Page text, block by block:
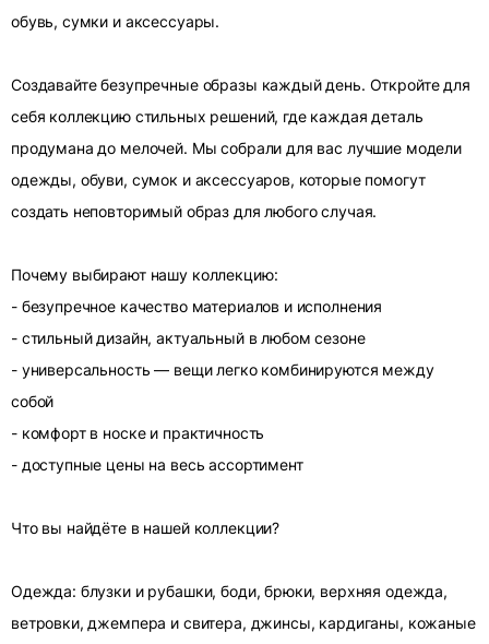
обувь, сумки и аксессуары.
Создавайте безупречные образы каждый день. Откройте для
себя коллекцию стильных решений, где каждая деталь
продумана до мелочей. Мы собрали для вас лучшие модели
одежды, обуви, сумок и аксессуаров, которые помогут
создать неповторимый образ для любого случая.
Почему выбирают нашу коллекцию:
- безупречное качество материалов и исполнения
- стильный дизайн, актуальный в любом сезоне
- универсальность — вещи легко комбинируются между
собой
- комфорт в носке и практичность
- доступные цены на весь ассортимент
Что вы найдёте в нашей коллекции?
Одежда: блузки и рубашки, боди, брюки, верхняя одежда,
ветровки, джемпера и свитера, джинсы, кардиганы, кожаные